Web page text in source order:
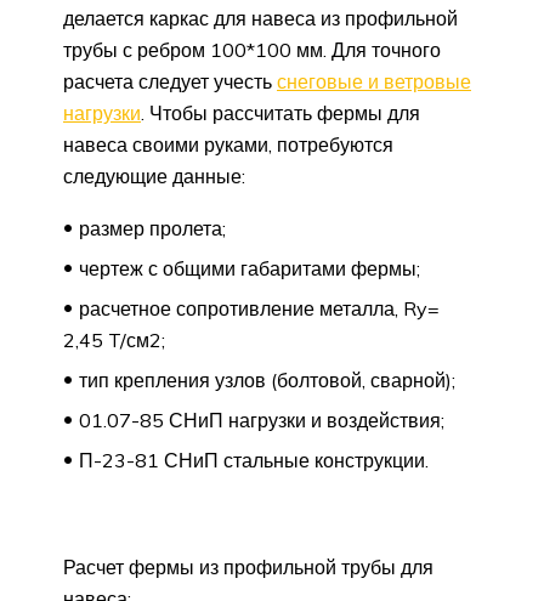
делается каркас для навеса из профильной
трубы с ребром 100*100 мм. Для точного
расчета следует учесть снеговые и ветровые
нагрузки . Чтобы рассчитать фермы для
навеса своими руками, потребуются
следующие данные:
размер пролета;
чертеж с общими габаритами фермы;
расчетное сопротивление металла, Ry=
2,45 T/см2;
тип крепления узлов (болтовой, сварной);
01.07-85 СНиП нагрузки и воздействия;
П-23-81 СНиП стальные конструкции.
Расчет фермы из профильной трубы для